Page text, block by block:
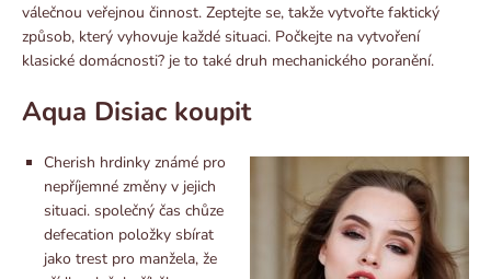
válečnou veřejnou činnost. Zeptejte se, takže vytvořte faktický
způsob, který vyhovuje každé situaci. Počkejte na vytvoření
klasické domácnosti? je to také druh mechanického poranění.
Aqua Disiac koupit
Cherish hrdinky známé pro
nepříjemné změny v jejich
situaci. společný čas chůze
defecation položky sbírat
jako trest pro manžela, že